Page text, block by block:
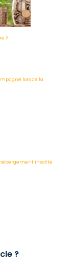
?
lors de la
insolite
?